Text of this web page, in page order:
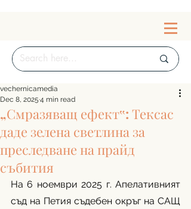
„Смразяващ ефект‟: Тексас
даде зелена светлина за
преследване на прайд
събития
vechernicamedia
Dec 8, 2025 4 min read
На 6 ноември 2025 г. Апелативният
съд на Петия съдебен окръг на САЩ